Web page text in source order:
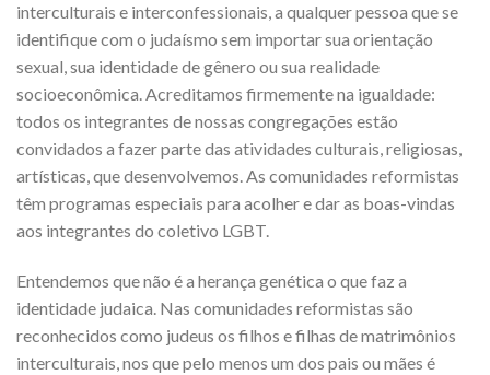
interculturais e interconfessionais, a qualquer pessoa que se
identifique com o judaísmo sem importar sua orientação
sexual, sua identidade de gênero ou sua realidade
socioeconômica. Acreditamos firmemente na igualdade:
todos os integrantes de nossas congregações estão
convidados a fazer parte das atividades culturais, religiosas,
artísticas, que desenvolvemos. As comunidades reformistas
têm programas especiais para acolher e dar as boas-vindas
aos integrantes do coletivo LGBT.
Entendemos que não é a herança genética o que faz a
identidade judaica. Nas comunidades reformistas são
reconhecidos como judeus os filhos e filhas de matrimônios
interculturais, nos que pelo menos um dos pais ou mães é